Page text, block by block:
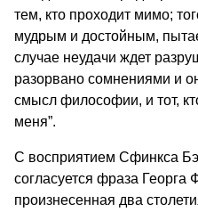
тем, кто проходит мимо;
мудрым и достойным,
случае неудачи ждет
разорвано сомнениями и
смысл философии, и тот,
меня”.
С восприятием Сфинкса
согласуется фраза Георга
произнесенная два